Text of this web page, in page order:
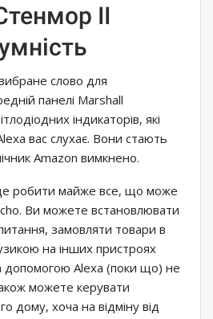
II
слово для
панелі Marshall
індикаторів, які
вас слухає. Вони стають
Amazon вимкнено.
робити майже все, що може
Ви можете встановлювати
замовляти товари в
на інших пристроях
допомогою Alexa (поки що) не
можете керувати
дому, хоча на відміну від